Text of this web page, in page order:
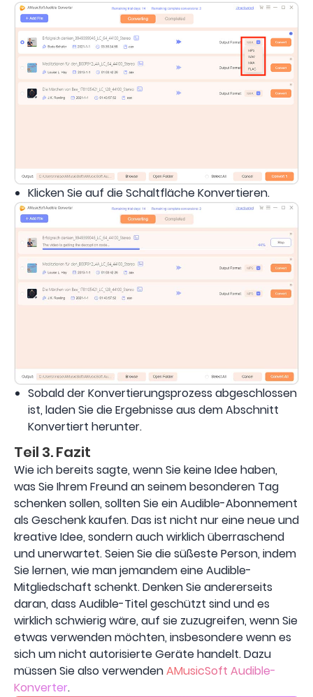
Klicken Sie auf die Schaltfläche Konvertieren.
Sobald der Konvertierungsprozess abgeschlossen
ist, laden Sie die Ergebnisse aus dem Abschnitt
Konvertiert herunter.
Teil 3. Fazit
Wie ich bereits sagte, wenn Sie keine Idee haben,
was Sie Ihrem Freund an seinem besonderen Tag
schenken sollen, sollten Sie ein Audible-Abonnement
als Geschenk kaufen. Das ist nicht nur eine neue und
kreative Idee, sondern auch wirklich überraschend
und unerwartet. Seien Sie die süßeste Person, indem
Sie lernen, wie man jemandem eine Audible-
Mitgliedschaft schenkt. Denken Sie andererseits
daran, dass Audible-Titel geschützt sind und es
wirklich schwierig wäre, auf sie zuzugreifen, wenn Sie
etwas verwenden möchten, insbesondere wenn es
sich um nicht autorisierte Geräte handelt. Dazu
müssen Sie also verwendenAMusicSoft Audible-
Konverter.